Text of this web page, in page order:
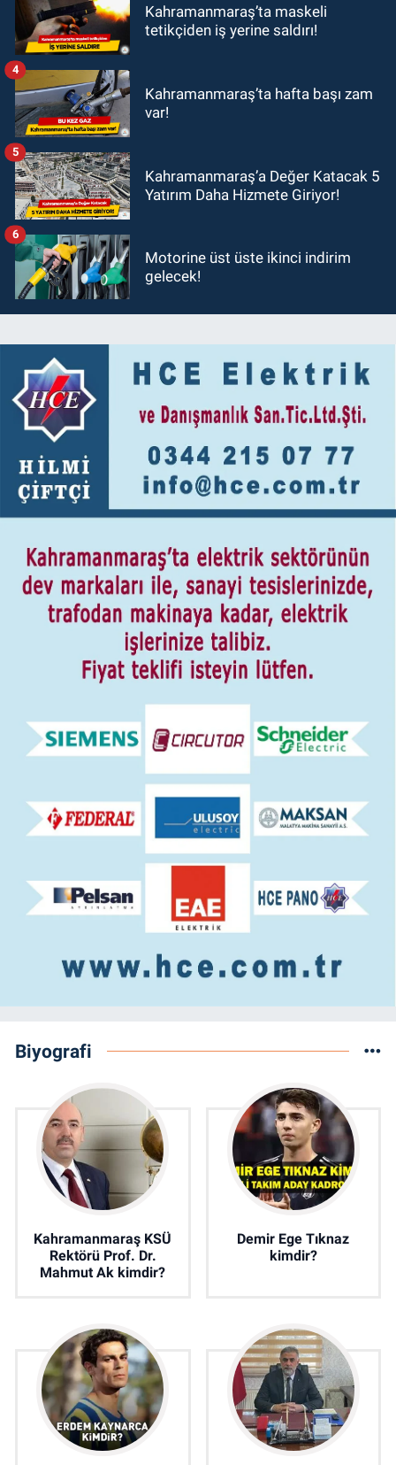
Kahramanmaraş’ta maskeli
tetikçiden iş yerine saldırı!
Kahramanmaraş’ta hafta başı zam
var!
4
Kahramanmaraş’a Değer Katacak 5
Yatırım Daha Hizmete Giriyor!
5
Motorine üst üste ikinci indirim
gelecek!
6
Biyografi
Kahramanmaraş KSÜ
Rektörü Prof. Dr.
Mahmut Ak kimdir?
Demir Ege Tıknaz
kimdir?